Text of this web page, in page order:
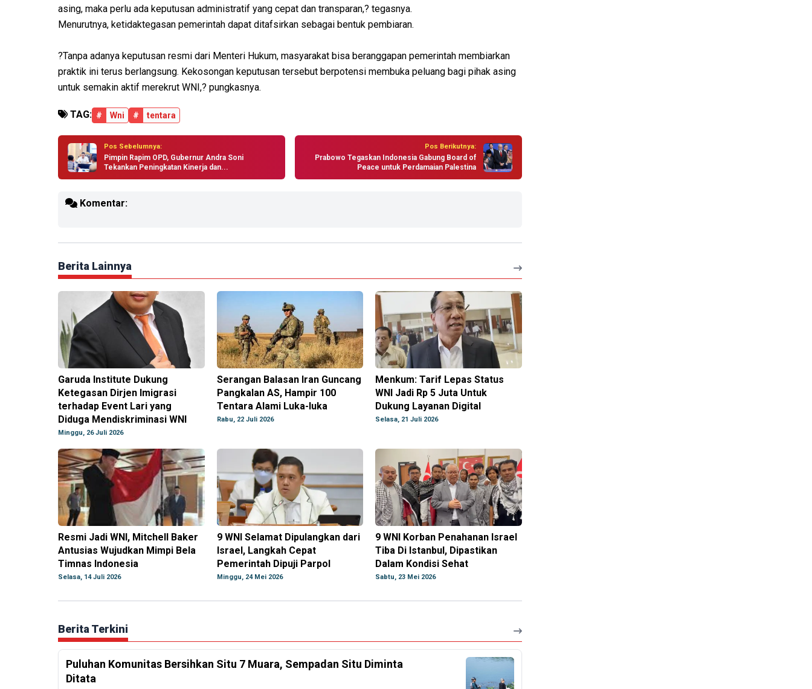
asing, maka perlu ada keputusan administratif yang cepat dan transparan,? tegasnya.
Menurutnya, ketidaktegasan pemerintah dapat ditafsirkan sebagai bentuk pembiaran.
?Tanpa adanya keputusan resmi dari Menteri Hukum, masyarakat bisa beranggapan pemerintah membiarkan
praktik ini terus berlangsung. Kekosongan keputusan tersebut berpotensi membuka peluang bagi pihak asing
untuk semakin aktif merekrut WNI,? pungkasnya.
TAG: # Wni # tentara
Pos Sebelumnya:
Pimpin Rapim OPD, Gubernur Andra Soni
Tekankan Peningkatan Kinerja dan...
Pos Berikutnya:
Prabowo Tegaskan Indonesia Gabung Board of
Peace untuk Perdamaian Palestina
Komentar:
Berita Lainnya
Garuda Institute Dukung
Ketegasan Dirjen Imigrasi
terhadap Event Lari yang
Diduga Mendiskriminasi WNI
Minggu, 26 Juli 2026
Serangan Balasan Iran Guncang
Pangkalan AS, Hampir 100
Tentara Alami Luka-luka
Rabu, 22 Juli 2026
Menkum: Tarif Lepas Status
WNI Jadi Rp 5 Juta Untuk
Dukung Layanan Digital
Selasa, 21 Juli 2026
Resmi Jadi WNI, Mitchell Baker
Antusias Wujudkan Mimpi Bela
Timnas Indonesia
Selasa, 14 Juli 2026
9 WNI Selamat Dipulangkan dari
Israel, Langkah Cepat
Pemerintah Dipuji Parpol
Minggu, 24 Mei 2026
9 WNI Korban Penahanan Israel
Tiba Di Istanbul, Dipastikan
Dalam Kondisi Sehat
Sabtu, 23 Mei 2026
Berita Terkini
Puluhan Komunitas Bersihkan Situ 7 Muara, Sempadan Situ Diminta
Ditata